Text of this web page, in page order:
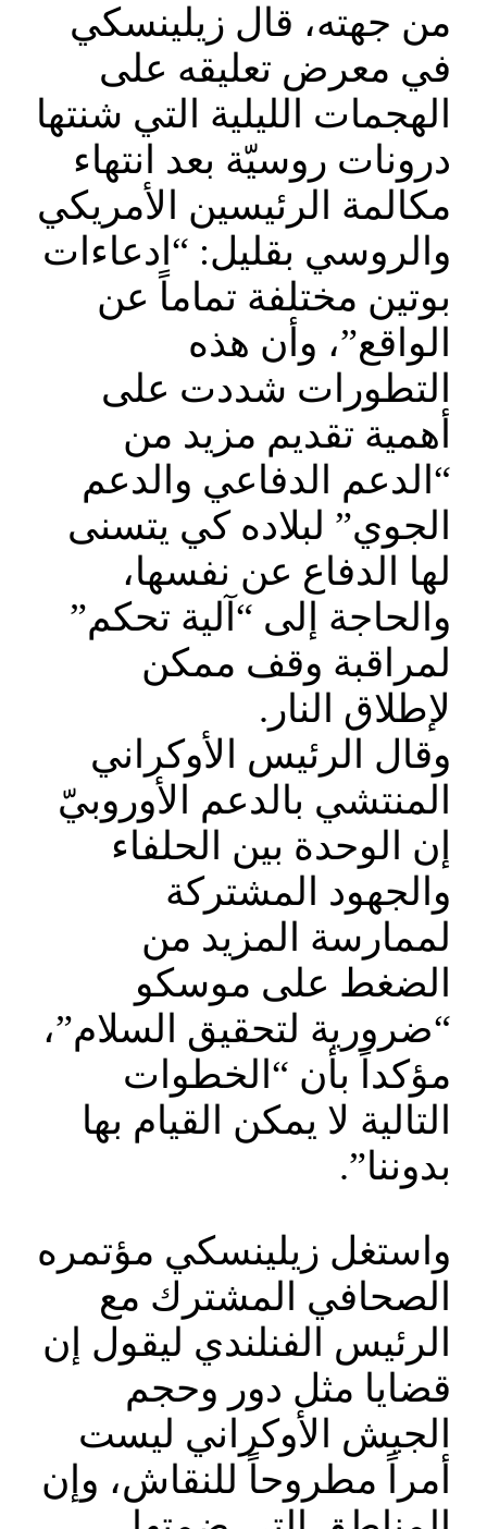
من جهته، قال زيلينسكي
في معرض تعليقه على
الهجمات الليلية التي شنتها
درونات روسيّة بعد انتهاء
مكالمة الرئيسين الأمريكي
والروسي بقليل: “ادعاءات
بوتين مختلفة تماماً عن
الواقع”، وأن هذه
التطورات شددت على
أهمية تقديم مزيد من
“الدعم الدفاعي والدعم
الجوي” لبلاده كي يتسنى
لها الدفاع عن نفسها،
والحاجة إلى “آلية تحكم”
لمراقبة وقف ممكن
لإطلاق النار.
وقال الرئيس الأوكراني
المنتشي بالدعم الأوروبيّ
إن الوحدة بين الحلفاء
والجهود المشتركة
لممارسة المزيد من
الضغط على موسكو
“ضرورية لتحقيق السلام”،
مؤكداً بأن “الخطوات
التالية لا يمكن القيام بها
بدوننا”.
واستغل زيلينسكي مؤتمره
الصحافي المشترك مع
الرئيس الفنلندي ليقول إن
قضايا مثل دور وحجم
الجيش الأوكراني ليست
أمراً مطروحاً للنقاش، وإن